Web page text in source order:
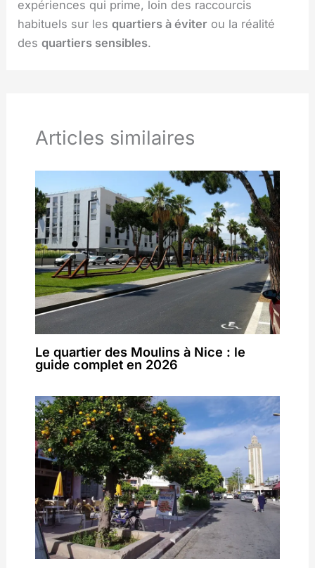
expériences qui prime, loin des raccourcis
habituels sur lesquartiers à éviter ou la réalité
desquartiers sensibles.
Articles similaires
Le quartier des Moulins à Nice : le
guide complet en 2026